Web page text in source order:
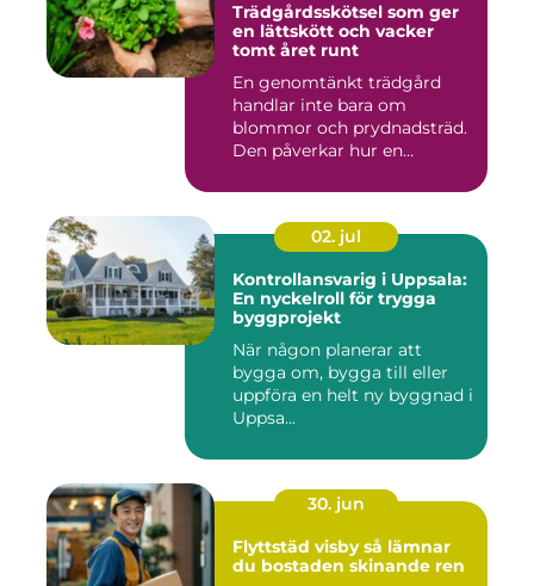
Trädgårdsskötsel som ger
en lättskött och vacker
tomt året runt
En genomtänkt trädgård
handlar inte bara om
blommor och prydnadsträd.
Den påverkar hur en
02. jul
Kontrollansvarig i Uppsala:
En nyckelroll för trygga
byggprojekt
När någon planerar att
bygga om, bygga till eller
uppföra en helt ny byggnad i
Uppsa...
30. jun
Flyttstäd visby så lämnar
du bostaden skinande ren